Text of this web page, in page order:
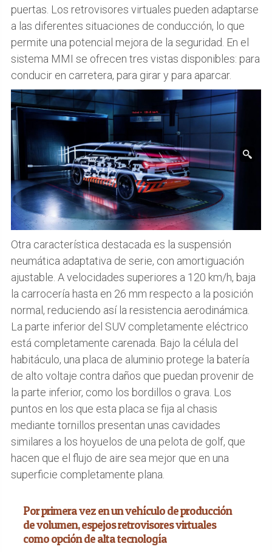
puertas. Los retrovisores virtuales pueden adaptarse
a las diferentes situaciones de conducción, lo que
permite una potencial mejora de la seguridad. En el
sistema MMI se ofrecen tres vistas disponibles: para
conducir en carretera, para girar y para aparcar.
Otra característica destacada es la suspensión
neumática adaptativa de serie, con amortiguación
ajustable. A velocidades superiores a 120 km/h, baja
la carrocería hasta en 26 mm respecto a la posición
normal, reduciendo así la resistencia aerodinámica.
La parte inferior del SUV completamente eléctrico
está completamente carenada. Bajo la célula del
habitáculo, una placa de aluminio protege la batería
de alto voltaje contra daños que puedan provenir de
la parte inferior, como los bordillos o grava. Los
puntos en los que esta placa se fija al chasis
mediante tornillos presentan unas cavidades
similares a los hoyuelos de una pelota de golf, que
hacen que el flujo de aire sea mejor que en una
superficie completamente plana.
Por primera vez en un vehículo de producción
de volumen, espejos retrovisores virtuales
como opción de alta tecnología